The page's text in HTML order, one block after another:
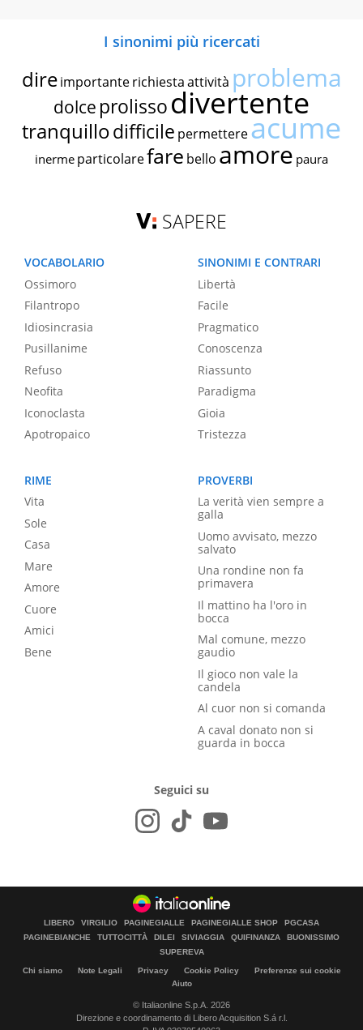
I sinonimi più ricercati
dire importante richiestaattività problema
dolce prolissodivertente
tranquillodifficile permettereacume
inerme particolarefare bello amore paura
SAPERE
VOCABOLARIO
Ossimoro
Filantropo
Idiosincrasia
Pusillanime
Refuso
Neofita
Iconoclasta
Apotropaico
SINONIMI E CONTRARI
Libertà
Facile
Pragmatico
Conoscenza
Riassunto
Paradigma
Gioia
Tristezza
RIME
Vita
Sole
Casa
Mare
Amore
Cuore
Amici
Bene
PROVERBI
La verità vien sempre a
galla
Uomo avvisato, mezzo
salvato
Una rondine non fa
primavera
Il mattino ha l'oro in
bocca
Mal comune, mezzo
gaudio
Il gioco non vale la
candela
Al cuor non si comanda
A caval donato non si
guarda in bocca
Seguici su
LIBERO VIRGILIO PAGINEGIALLE PAGINEGIALLE SHOP
PGCASA
PAGINEBIANCHE
TUTTOCITTÀ DILEI SIVIAGGIA QUIFINANZA
BUONISSIMO
SUPEREVA
Chi siamo Note Legali Privacy Cookie Policy
Preferenze sui cookie
Aiuto
© Italiaonline S.p.A. 2026
Direzione e coordinamento di Libero Acquisition S.á r.l.